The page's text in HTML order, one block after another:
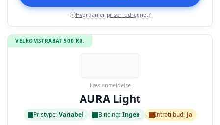
i Hvordan er prisen udregnet?
VELKOMSTRABAT 500 KR.
Læs anmeldelse
AURA Light
Pristype: Variabel Binding: Ingen Introtilbud: Ja